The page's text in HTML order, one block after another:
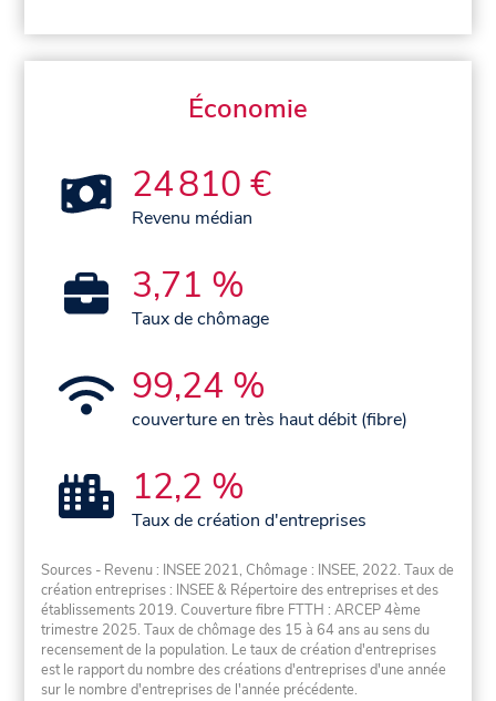
Économie
24 810 €
Revenu médian
3,71 %
Taux de chômage
99,24 %
couverture en très haut débit (fibre)
12,2 %
Taux de création d'entreprises
Sources - Revenu : INSEE 2021, Chômage : INSEE, 2022. Taux de
création entreprises : INSEE & Répertoire des entreprises et des
établissements 2019. Couverture fibre FTTH : ARCEP 4ème
trimestre 2025. Taux de chômage des 15 à 64 ans au sens du
recensement de la population. Le taux de création d'entreprises
est le rapport du nombre des créations d'entreprises d'une année
sur le nombre d'entreprises de l'année précédente.